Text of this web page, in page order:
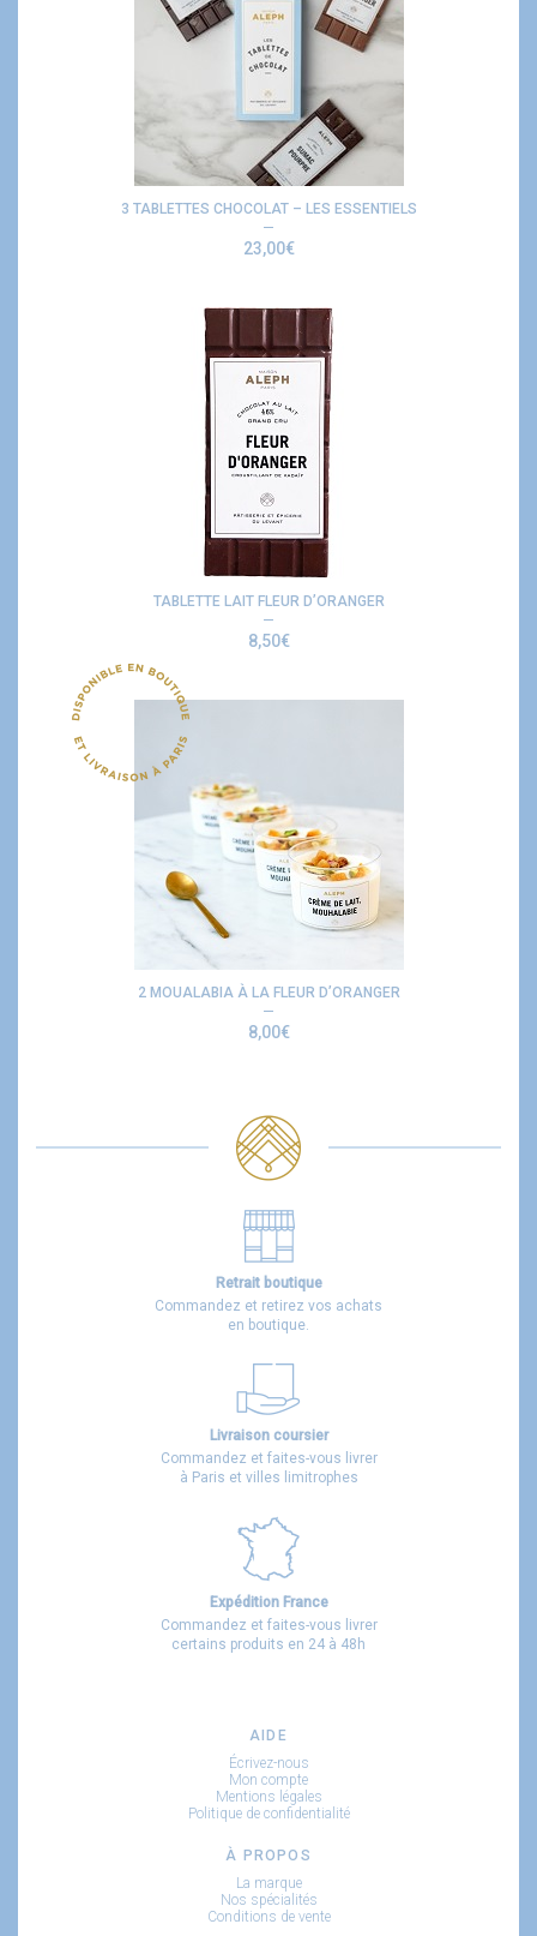
3 TABLETTES CHOCOLAT – LES ESSENTIELS
23,00€
TABLETTE LAIT FLEUR D’ORANGER
8,50€
2 MOUALABIA À LA FLEUR D’ORANGER
8,00€
Retrait boutique
Commandez et retirez vos achats
en boutique.
Livraison coursier
Commandez et faites-vous livrer
à Paris et villes limitrophes
Expédition France
Commandez et faites-vous livrer
certains produits en 24 à 48h
AIDE
Écrivez-nous
Mon compte
Mentions légales
Politique de confidentialité
À PROPOS
La marque
Nos spécialités
Conditions de vente